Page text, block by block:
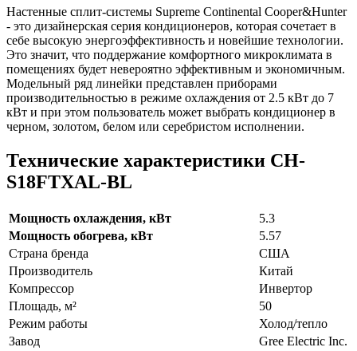
Настенные сплит-системы Supreme Continental Cooper&Hunter
- это дизайнерская серия кондиционеров, которая сочетает в
себе высокую энергоэффективность и новейшие технологии.
Это значит, что поддержание комфортного микроклимата в
помещениях будет невероятно эффективным и экономичным.
Модельный ряд линейки представлен приборами
производительностью в режиме охлаждения от 2.5 кВт до 7
кВт и при этом пользователь может выбрать кондиционер в
черном, золотом, белом или серебристом исполнении.
Технические характеристики CH-
S18FTXAL-BL
Мощность охлаждения, кВт
5.3
Мощность обогрева, кВт
5.57
Страна бренда
США
Производитель
Китай
Компрессор
Инвертор
Площадь, м²
50
Режим работы
Холод/тепло
Завод
Gree Electric Inc.